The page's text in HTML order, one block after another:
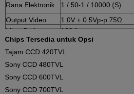
Rana Elektronik
1 / 50-1 / 10000 (S)
Output Video
1.0V ± 0.5Vp-p 75Ω
Lihat Sudut
120 °
Tegangan kerja
DC12V ± 0,5V
Konsumsi
100mA ± 10%
Tampilkan
gambar
MIC
Pilihan
Chips Tersedia untuk Opsi
Tajam CCD 420TVL
Sony CCD 480TVL
Sony CCD 600TVL
Sony CCD 700TVL